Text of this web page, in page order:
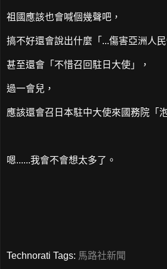
祖國應該也會喊個幾聲吧，
搞不好還會說出什麼「...傷害亞洲人民
甚至還會「不惜召回駐日大使」，
過一會兒，
應該還會召日本駐中大使來國務院「
嗯......我會不會想太多了。
Technorati Tags: 馬路社新聞